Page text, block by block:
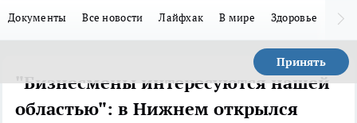
Документы Все новости Лайфхак В мире Здоровье
Принять
"Бизнесмены интересуются нашей
областью": в Нижнем открылся